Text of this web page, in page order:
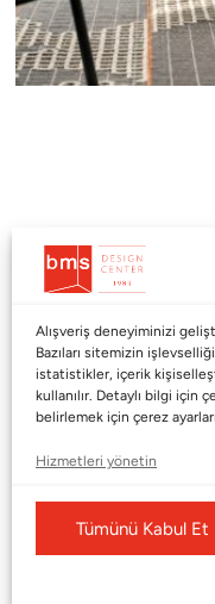
Alışveriş deneyiminizi
Bazıları sitemizin
istatistikler, içerik
kullanılır. Detaylı bilgi için
belirlemek için çerez
Hizmetleri yönetin
Tümünü Kabul Et
Kurumsal
Shop
Blog